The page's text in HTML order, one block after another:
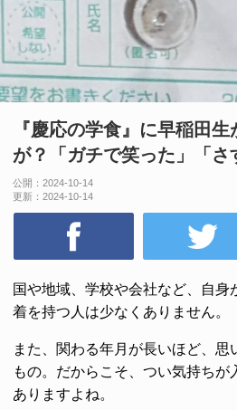
『慶応の学食』に早稲田
が？「ガチで笑った」「さ
公開： 2024-10-14
更新： 2024-10-14
国や地域、学校や会社など、自身
着を持つ人は少なくありません。
また、関わる年月が長いほど、思
もの。だからこそ、つい気持ちが
ありますよね。